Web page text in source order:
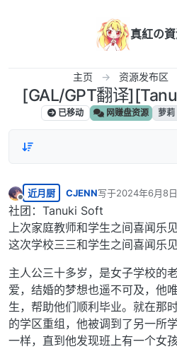
真紅の
主页 资源发布区
[GAL/GPT翻译
已移动 网赚盘资源 萝莉
离线
近月厨 CJENN写于2024年6月8
最后由 编辑
社团：Tanuki Soft
上次家庭教师和学生之间喜闻乐
这次学校三三和学生之间喜闻乐
主人公三十多岁，是女子学校的
爱，结婚的梦想也遥不可及，他
生，帮助他们顺利毕业。就在那
的学区重组，他被调到了另一所
一样，直到他发现班上有一个女